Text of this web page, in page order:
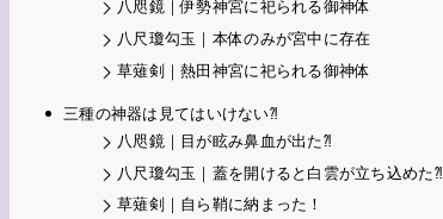
八咫鏡｜伊勢神宮に祀られる御神体
八尺瓊勾玉｜本体のみが宮中に存在
草薙剣｜熱田神宮に祀られる御神体
三種の神器は見てはいけない⁈
八咫鏡｜目が眩み鼻血が出た⁈
八尺瓊勾玉｜蓋を開けると白雲が立ち込めた⁈
草薙剣｜自ら鞘に納まった！